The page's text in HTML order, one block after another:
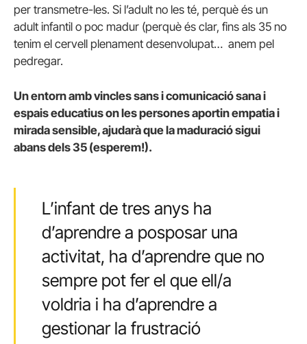
per transmetre-les. Si l’adult no les té, perquè és un
adult infantil o poc madur (perquè és clar, fins als 35 no
tenim el cervell plenament desenvolupat… anem pel
pedregar.
Un entorn amb vincles sans i comunicació sana i
espais educatius on les persones aportin empatia i
mirada sensible, ajudarà que la maduració sigui
abans dels 35 (esperem!).
L’infant de tres anys ha
d’aprendre a posposar una
activitat, ha d’aprendre que no
sempre pot fer el que ell/a
voldria i ha d’aprendre a
gestionar la frustració